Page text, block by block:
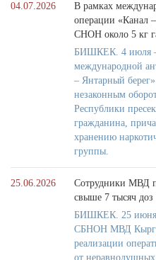
04.07.2026
В рамках
операции «Канал
СНОН около 5 кг
БИШКЕК. 4 июля –
международной
– Янтарный
незаконным
Республики
гражданина,
хранению
группы.
25.06.2026
Сотрудники МВД
свыше 7 тысяч доз
БИШКЕК. 25 июня
СБНОН МВД
реализации
от неравнодушных